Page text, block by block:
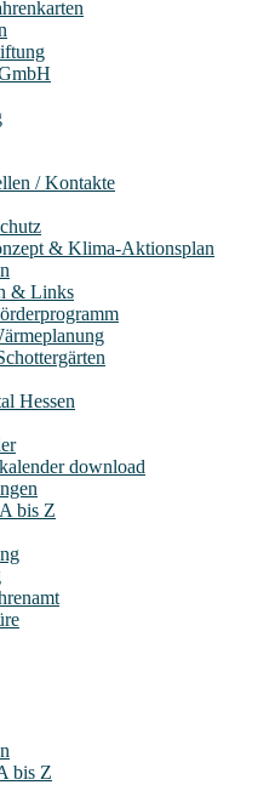
/ Kontakte
& Klima-Aktionsplan
& Links
Hessen
download
bis Z
bis Z